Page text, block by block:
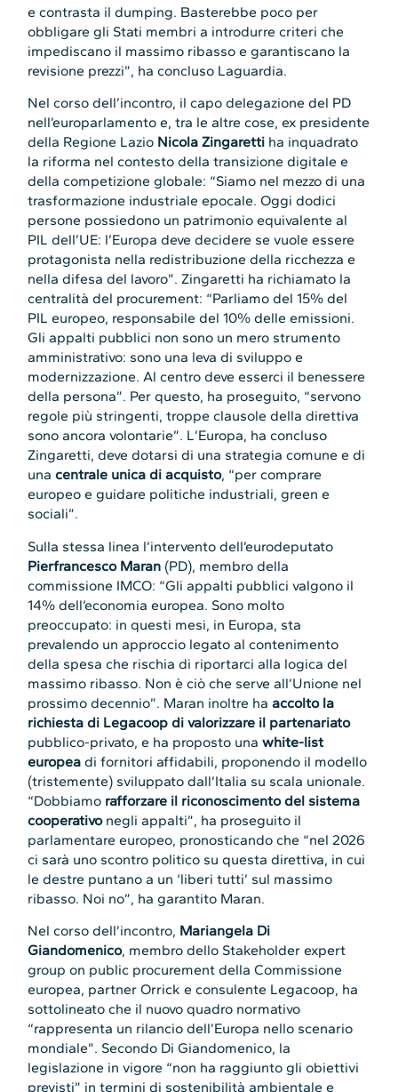
e contrasta il dumping. Basterebbe poco per
obbligare gli Stati membri a introdurre criteri che
impediscano il massimo ribasso e garantiscano la
revisione prezzi”, ha concluso Laguardia.
Nel corso dell’incontro, il capo delegazione del PD
nell’europarlamento e, tra le altre cose, ex presidente
della Regione Lazio Nicola Zingaretti ha inquadrato
la riforma nel contesto della transizione digitale e
della competizione globale: “Siamo nel mezzo di una
trasformazione industriale epocale. Oggi dodici
persone possiedono un patrimonio equivalente al
PIL dell’UE: l’Europa deve decidere se vuole essere
protagonista nella redistribuzione della ricchezza e
nella difesa del lavoro”. Zingaretti ha richiamato la
centralità del procurement: “Parliamo del 15% del
PIL europeo, responsabile del 10% delle emissioni.
Gli appalti pubblici non sono un mero strumento
amministrativo: sono una leva di sviluppo e
modernizzazione. Al centro deve esserci il benessere
della persona”. Per questo, ha proseguito, “servono
regole più stringenti, troppe clausole della direttiva
sono ancora volontarie”. L’Europa, ha concluso
Zingaretti, deve dotarsi di una strategia comune e di
unacentrale unica di acquisto, “per comprare
europeo e guidare politiche industriali, green e
sociali”.
Sulla stessa linea l’intervento dell’eurodeputato
Pierfrancesco Maran (PD), membro della
commissione IMCO: “Gli appalti pubblici valgono il
14% dell’economia europea. Sono molto
preoccupato: in questi mesi, in Europa, sta
prevalendo un approccio legato al contenimento
della spesa che rischia di riportarci alla logica del
massimo ribasso. Non è ciò che serve all’Unione nel
prossimo decennio”. Maran inoltre haaccolto la
richiesta di Legacoop di valorizzare il partenariato
pubblico-privato, e ha proposto unawhite-list
europea di fornitori affidabili, proponendo il modello
(tristemente) sviluppato dall’Italia su scala unionale.
“Dobbiamo rafforzare il riconoscimento del sistema
cooperativonegli appalti”, ha proseguito il
parlamentare europeo, pronosticando che “nel 2026
ci sarà uno scontro politico su questa direttiva, in cui
le destre puntano a un ‘liberi tutti’ sul massimo
ribasso. Noi no”, ha garantito Maran.
Nel corso dell’incontro, Mariangela Di
Giandomenico, membro dello Stakeholder expert
group on public procurement della Commissione
europea, partner Orrick e consulente Legacoop, ha
sottolineato che il nuovo quadro normativo
“rappresenta un rilancio dell’Europa nello scenario
mondiale”. Secondo Di Giandomenico, la
legislazione in vigore “non ha raggiunto gli obiettivi
previsti” in termini di sostenibilità ambientale e